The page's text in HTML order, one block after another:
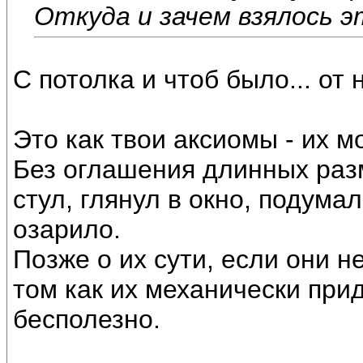
Откуда и зачем взялось
С потолка и чтоб было... от
Это как твои аксиомы - их
Без оглашения длинных
стул, глянул в окно,
озарило.
Позже о их сути, если они
том как их механически
бесполезно.